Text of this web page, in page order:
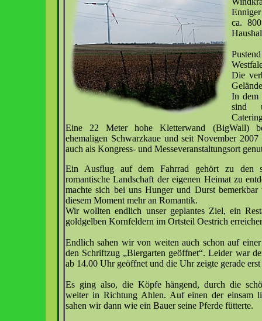
ca.
Die
In dem
sind
Eine 22 Meter hohe Kletterwand (BigWall)
ehemaligen Schwarzkaue und seit November
auch als Kongress- und Messeveranstaltungsort
Ein Ausflug auf dem Fahrrad gehört zu den
romantische Landschaft der eigenen Heimat zu
machte sich bei uns Hunger und Durst
diesem Moment mehr an Romantik.
Wir wollten endlich unser geplantes Ziel, ein
goldgelben Kornfeldern im Ortsteil Oestrich
Endlich sahen wir von weiten auch schon auf
den Schriftzug „Biergarten geöffnet“. Leider war
ab 14.00 Uhr geöffnet und die Uhr zeigte gerade
Es ging also, die Köpfe hängend, durch die
weiter in Richtung Ahlen. Auf einen der einsam
sahen wir dann wie ein Bauer seine Pferde fütterte.